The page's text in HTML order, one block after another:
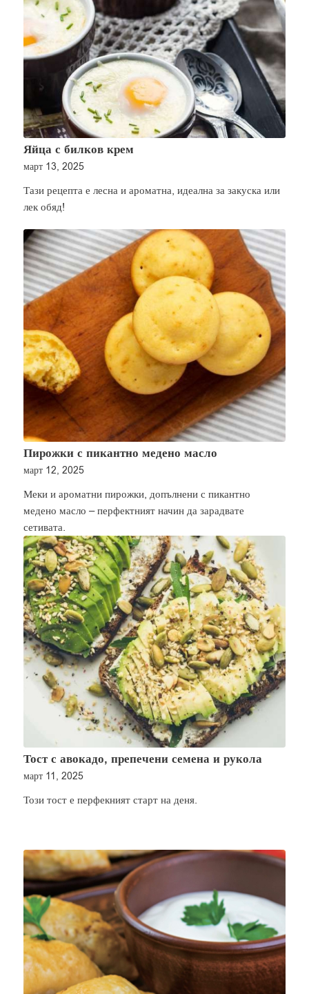
Яйца с билков крем
март 13, 2025
Тази рецепта е лесна и ароматна, идеална за закуска или
лек обяд!
Пирожки с пикантно медено масло
март 12, 2025
Меки и ароматни пирожки, допълнени с пикантно
медено масло – перфектният начин да зарадвате
сетивата.
Тост с авокадо, препечени семена и рукола
март 11, 2025
Този тост е перфекният старт на деня.